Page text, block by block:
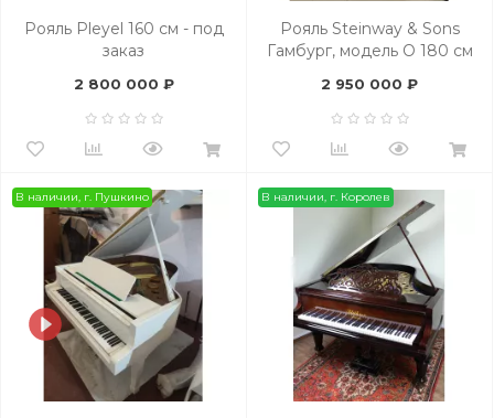
Рояль Pleyel 160 см - под
заказ
2 800 000 ₽
Рояль Steinway & Sons
Гамбург, модель O 180 см
2 950 000 ₽
В наличии, г. Пушкино В наличии, г. Королев